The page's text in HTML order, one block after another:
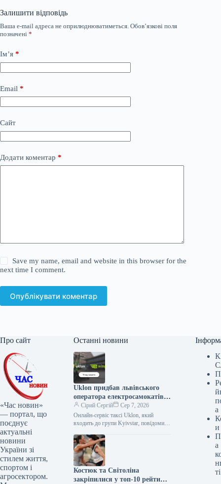
Залишити відповідь
Ваша e-mail адреса не оприлюднюватиметься. Обов’язкові поля
позначені *
Ім’я *
Email *
Сайт
Додати коментар *
Save my name, email and website in this browser for the
next time I comment.
Опублікувати коментар
Про сайт
«Час новин»
— портал, що
поєднує
актуальні
новини
України зі
стилем життя,
спортом і
агросектором.
Останні новини
Uklon придбав львівського
оператора електросамокатів
e-Wings за 97,6 млн грн
Сірий Сергій
Сер 7, 2026
Онлайн-сервіс таксі Uklon, який
входить до групи Kyivstar, повідомив
корпоративних прав львівської
компанії-оператора
Костюк та Світоліна
закріпилися у топ-10 рейтингу
а
и
а
ті